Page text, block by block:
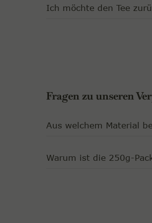
Ich möchte den Tee
Fragen zu unseren
Aus welchem Material
Warum ist die 250g-